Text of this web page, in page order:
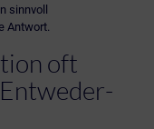
sinnvoll
Antwort.
oft